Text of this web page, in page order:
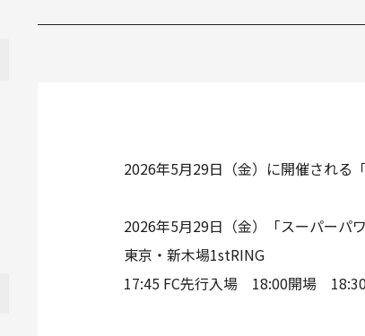
2026年5月29日（金）に開催される
2026年5月29日（金）「スーパーパ
東京・新木場1stRING
17:45 FC先行入場 18:00開場